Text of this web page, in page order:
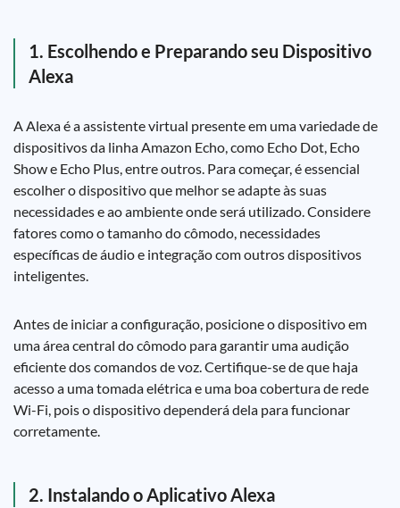
1. Escolhendo e Preparando seu Dispositivo
Alexa
A Alexa é a assistente virtual presente em uma variedade de
dispositivos da linha Amazon Echo, como Echo Dot, Echo
Show e Echo Plus, entre outros. Para começar, é essencial
escolher o dispositivo que melhor se adapte às suas
necessidades e ao ambiente onde será utilizado. Considere
fatores como o tamanho do cômodo, necessidades
específicas de áudio e integração com outros dispositivos
inteligentes.
Antes de iniciar a configuração, posicione o dispositivo em
uma área central do cômodo para garantir uma audição
eficiente dos comandos de voz. Certifique-se de que haja
acesso a uma tomada elétrica e uma boa cobertura de rede
Wi-Fi, pois o dispositivo dependerá dela para funcionar
corretamente.
2. Instalando o Aplicativo Alexa